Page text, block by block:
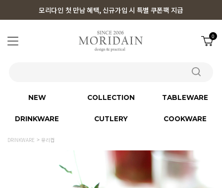
모리다인 첫 만남 혜택, 신규가입 시 특별 쿠폰팩 지급
0
NEW COLLECTION TABLEWARE
DRINKWARE CUTLERY COOKWARE
DRINKWARE 유리컵